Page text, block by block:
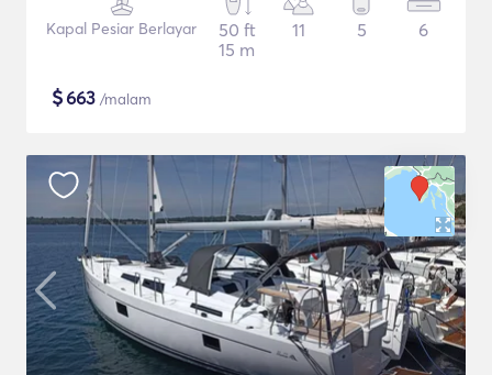
Kapal Pesiar Berlayar
50 ft
15 m
11 5 6
$663 /malam